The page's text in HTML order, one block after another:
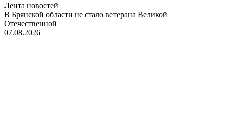
Лента новостей
В Брянской области не стало ветерана Великой
Отечественной
07.08.2026